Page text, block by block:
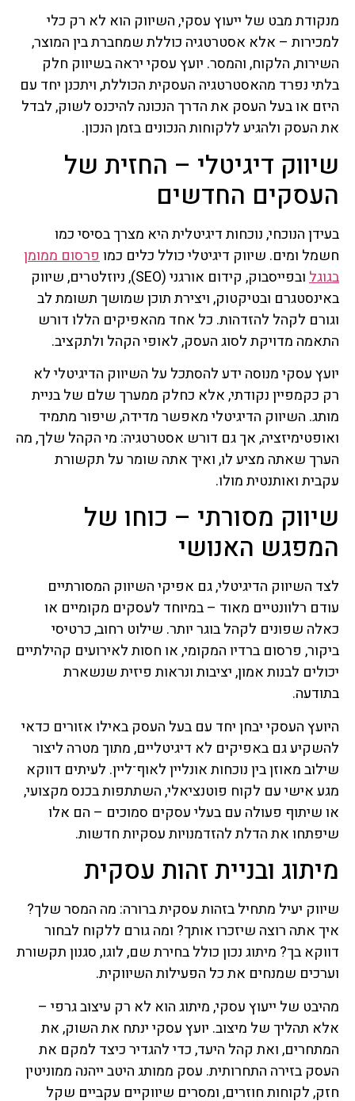
מנקודת מבט של ייעוץ עסקי, השיווק הוא לא רק כלי
למכירות – אלא אסטרטגיה כוללת שמחברת בין המוצר,
השירות, הלקוח, והמסר. יועץ עסקי יראה בשיווק חלק
בלתי נפרד מהאסטרטגיה העסקית הכוללת, ויתכנן יחד עם
היזם או בעל העסק את הדרך הנכונה להיכנס לשוק, לבדל
את העסק ולהגיע ללקוחות הנכונים בזמן הנכון.
שיווק דיגיטלי – החזית של
העסקים החדשים
בעידן הנוכחי, נוכחות דיגיטלית היא מצרך בסיסי כמו
חשמל ומים. שיווק דיגיטלי כולל כלים כמופרסום ממומן
בגוגל
ובפייסבוק, קידום אורגני (SEO), ניוזלטרים, שיווק
באינסטגרם ובטיקטוק, ויצירת תוכן שמושך תשומת לב
וגורם לקהל להזדהות. כל אחד מהאפיקים הללו דורש
התאמה מדויקת לסוג העסק, לאופי הקהל ולתקציב.
יועץ עסקי מנוסה ידע להסתכל על השיווק הדיגיטלי לא
רק כקמפיין נקודתי, אלא כחלק ממערך שלם של בניית
מותג. השיווק הדיגיטלי מאפשר מדידה, שיפור מתמיד
ואופטימיזציה, אך גם דורש אסטרטגיה: מי הקהל שלך, מה
הערך שאתה מציע לו, ואיך אתה שומר על תקשורת
עקבית ואותנטית מולו.
שיווק מסורתי – כוחו של
המפגש האנושי
לצד השיווק הדיגיטלי, גם אפיקי השיווק המסורתיים
עודם רלוונטיים מאוד – במיוחד לעסקים מקומיים או
כאלה שפונים לקהל בוגר יותר. שילוט רחוב, כרטיסי
ביקור, פרסום ברדיו המקומי, או חסות לאירועים קהילתיים
יכולים לבנות אמון, יציבות ונראות פיזית שנשארת
בתודעה.
היועץ העסקי יבחן יחד עם בעל העסק באילו אזורים כדאי
להשקיע גם באפיקים לא דיגיטליים, מתוך מטרה ליצור
שילוב מאוזן בין נוכחות אונליין לאוף־ליין. לעיתים דווקא
מגע אישי עם לקוח פוטנציאלי, השתתפות בכנס מקצועי,
או שיתוף פעולה עם בעלי עסקים סמוכים – הם אלו
שיפתחו את הדלת להזדמנויות עסקיות חדשות.
מיתוג ובניית זהות עסקית
שיווק יעיל מתחיל בזהות עסקית ברורה: מה המסר שלך?
איך אתה רוצה שיזכרו אותך? ומה גורם ללקוח לבחור
דווקא בך? מיתוג נכון כולל בחירת שם, לוגו, סגנון תקשורת
וערכים שמנחים את כל הפעילות השיווקית.
מהיבט של ייעוץ עסקי, מיתוג הוא לא רק עיצוב גרפי –
אלא תהליך של מיצוב. יועץ עסקי ינתח את השוק, את
המתחרים, ואת קהל היעד, כדי להגדיר כיצד למקם את
העסק בזירה התחרותית. עסק ממותג היטב ייהנה ממוניטין
חזק, לקוחות חוזרים, ומסרים שיווקיים עקביים שקל